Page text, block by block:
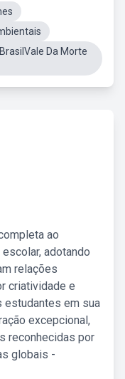
Da Morte
ao
adotando
relações
criatividade e
estudantes em sua
excepcional,
reconhecidas por
globais -